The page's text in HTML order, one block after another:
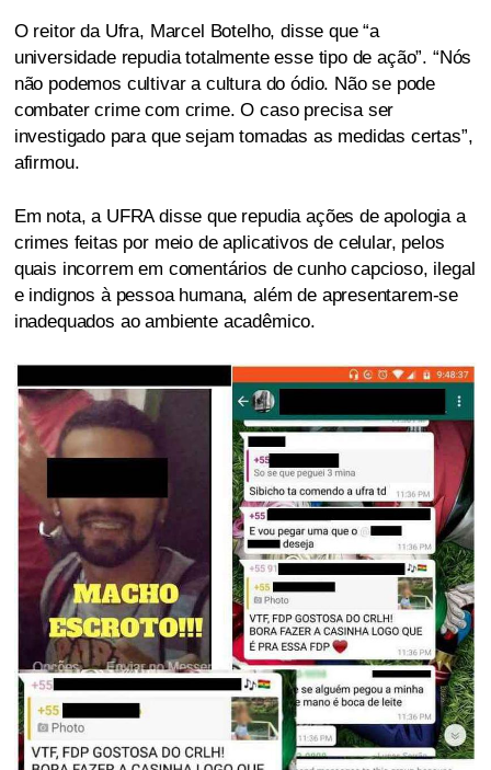
O reitor da Ufra, Marcel Botelho, disse que “a
universidade repudia totalmente esse tipo de ação”. “Nós
não podemos cultivar a cultura do ódio. Não se pode
combater crime com crime. O caso precisa ser
investigado para que sejam tomadas as medidas certas”,
afirmou.
Em nota, a UFRA disse que repudia ações de apologia a
crimes feitas por meio de aplicativos de celular, pelos
quais incorrem em comentários de cunho capcioso, ilegal
e indignos à pessoa humana, além de apresentarem-se
inadequados ao ambiente acadêmico.